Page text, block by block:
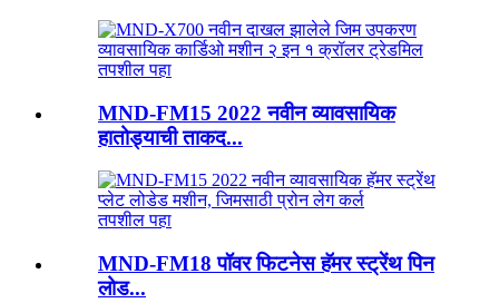
तपशील पहा
MND-FM15 2022 नवीन व्यावसायिक
हातोड्याची ताकद...
तपशील पहा
MND-FM18 पॉवर फिटनेस हॅमर स्ट्रेंथ पिन
लोड...